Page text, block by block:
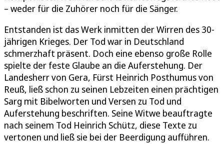
– weder für die Zuhörer noch für die Sänger.
Entstanden ist das Werk inmitten der Wirren des 30-
jährigen Krieges. Der Tod war in Deutschland
schmerzhaft präsent. Doch eine ebenso große Rolle
spielte der feste Glaube an die Auferstehung. Der
Landesherr von Gera, Fürst Heinrich Posthumus von
Reuß, ließ schon zu seinen Lebzeiten einen prächtigen
Sarg mit Bibelworten und Versen zu Tod und
Auferstehung beschriften. Seine Witwe beauftragte
nach seinem Tod Heinrich Schütz, diese Texte zu
vertonen und ließ sie bei der Beerdigung aufführen.